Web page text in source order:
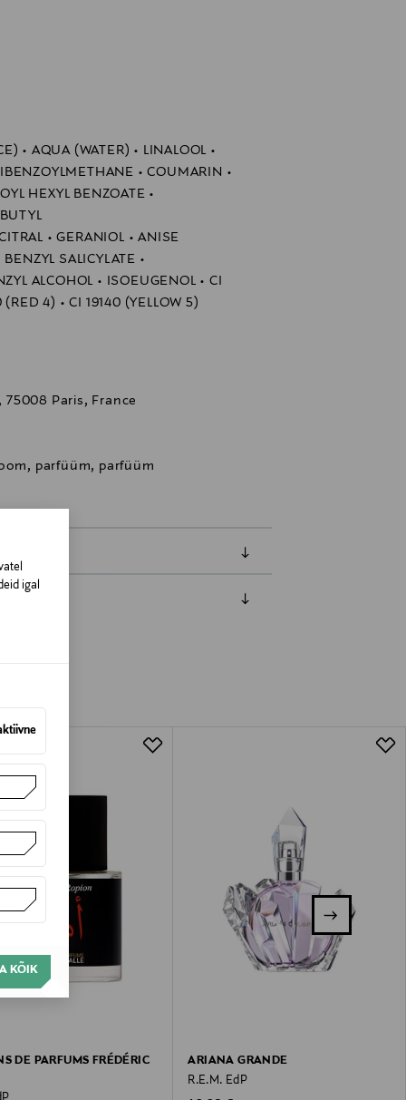
igal
KÕIK
• AQUA (WATER) • LINALOOL •
• COUMARIN •
HEXYL BENZOATE •
• GERANIOL • ANISE
SALICYLATE •
ALCOHOL • ISOEUGENOL • CI
4) • CI 19140 (YELLOW 5)
75008 Paris, France
parfüüm, parfüüm
Suletud pakendis toodete puhul
DE PARFUMS FRÉDÉRIC
ARIANA GRANDE
R.E.M. EdP